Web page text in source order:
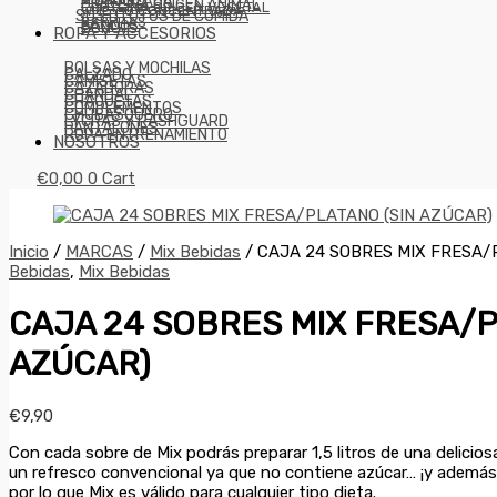
PROTEÍNA ORIGEN ANIMAL
PROTEÍNA ORIGEN VEGETAL
WHEY O CONCENTRADA
SUSTITUTOS DE COMIDA
BARRITAS
BATIDOS
DONUTS
ROPA Y ACCESORIOS
BOLSAS Y MOCHILAS
CALZADO
CAMISETAS
CAZADORAS
CHANDAL
CHAQUETAS
COMPLEMENTOS
CHUBASQUERO
LYCRAS Y RASHGUARD
PANTALONES
ROPA ENTRENAMIENTO
NOSOTROS
€0,00 0 Cart
Inicio / MARCAS / Mix Bebidas / CAJA 24 SOBRES MIX FRESA/
Bebidas, Mix Bebidas
CAJA 24 SOBRES MIX FRESA/
AZÚCAR)
€9,90
Con cada sobre de Mix podrás preparar 1,5 litros de una
un refresco convencional ya que no contiene azúcar… ¡y
por lo que Mix es válido para cualquier tipo dieta.